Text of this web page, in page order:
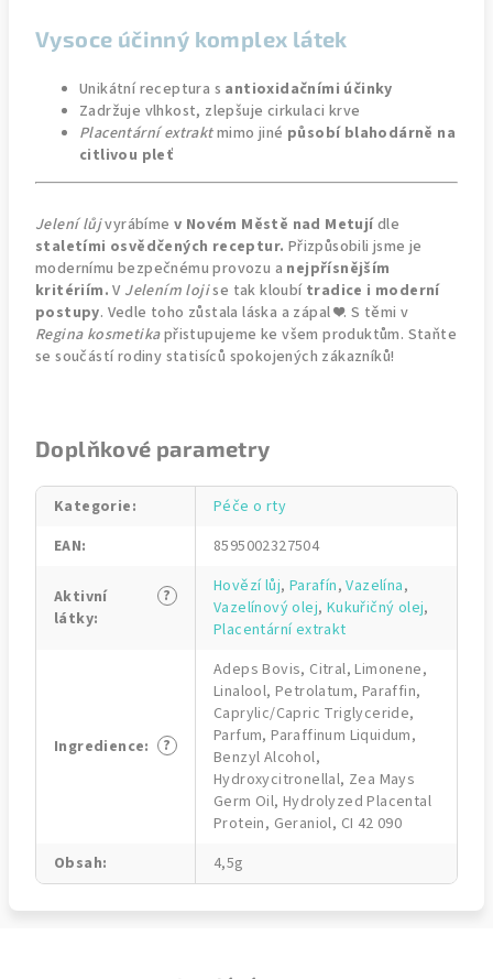
Vysoce účinný komplex látek
Unikátní receptura s antioxidačními účinky
Zadržuje vlhkost, zlepšuje cirkulaci krve
Placentární extraktmimo jiné působí blahodárně na
citlivou pleť
Jelení lůjvyrábíme v Novém Městě nad Metujídle
staletími osvědčených receptur. Přizpůsobili jsme je
modernímu bezpečnému provozu a nejpřísnějším
kritériím.V Jelením lojise tak kloubí tradice i moderní
postupy. Vedle toho zůstala láska a zápal ❤️. S těmi v
Regina kosmetikapřistupujeme ke všem produktům. Staňte
se součástí rodiny statisíců spokojených zákazníků!
Doplňkové parametry
Kategorie:
Péče o rty
EAN: 8595002327504
?
Aktivní
látky:
Hovězí lůj, Parafín,Vazelína,
Vazelínový olej, Kukuřičný olej,
Placentární extrakt
?
Ingredience:
Adeps Bovis, Citral, Limonene,
Linalool, Petrolatum, Paraffin,
Caprylic/Capric Triglyceride,
Parfum, Paraffinum Liquidum,
Benzyl Alcohol,
Hydroxycitronellal, Zea Mays
Germ Oil, Hydrolyzed Placental
Protein, Geraniol, CI 42 090
Obsah: 4,5g